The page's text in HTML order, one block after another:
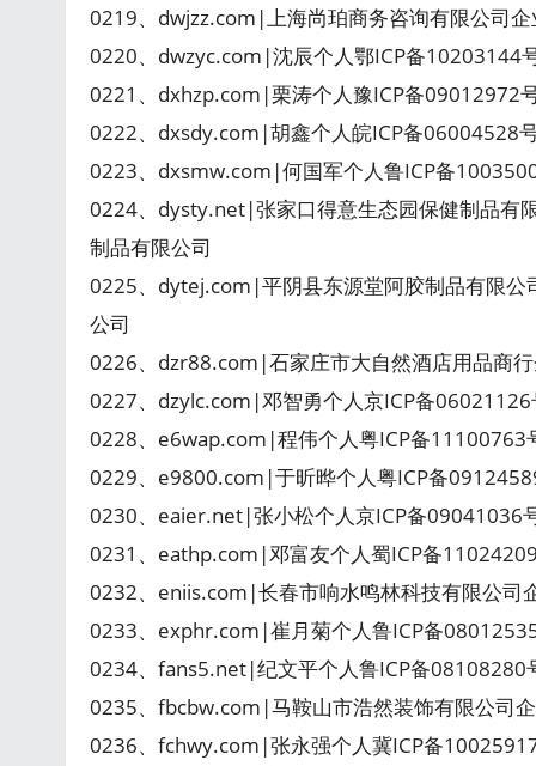
0219、dwjzz.com|上海尚珀商务咨询有限公司
0220、dwzyc.com|沈辰个人鄂ICP备10203144
0221、dxhzp.com|栗涛个人豫ICP备09012972
0222、dxsdy.com|胡鑫个人皖ICP备06004528
0223、dxsmw.com|何国军个人鲁ICP备
0224、dysty.net|张家口得意生态园保健制品有
制品有限公司
0225、dytej.com|平阴县东源堂阿胶制品有限公
公司
0226、dzr88.com|石家庄市大自然酒店用品商
0227、dzylc.com|邓智勇个人京ICP备06021126
0228、e6wap.com|程伟个人粤ICP备11100763
0229、e9800.com|于昕晔个人粤ICP备
0230、eaier.net|张小松个人京ICP备09041036
0231、eathp.com|邓富友个人蜀ICP备
0232、eniis.com|长春市响水鸣林科技有限公司
0233、exphr.com|崔月菊个人鲁ICP备
0234、fans5.net|纪文平个人鲁ICP备08108280
0235、fbcbw.com|马鞍山市浩然装饰有限公司
0236、fchwy.com|张永强个人冀ICP备